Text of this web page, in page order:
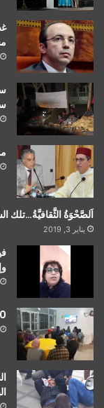
اَلصَّحْوَةُ الثَّقافيَّةُ…تلك
يناير 3, 2019
50 مُشرّدًا